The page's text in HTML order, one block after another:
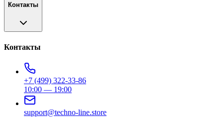
Контакты
Контакты
+7 (499) 322-33-86
10:00 — 19:00
support@techno-line.store